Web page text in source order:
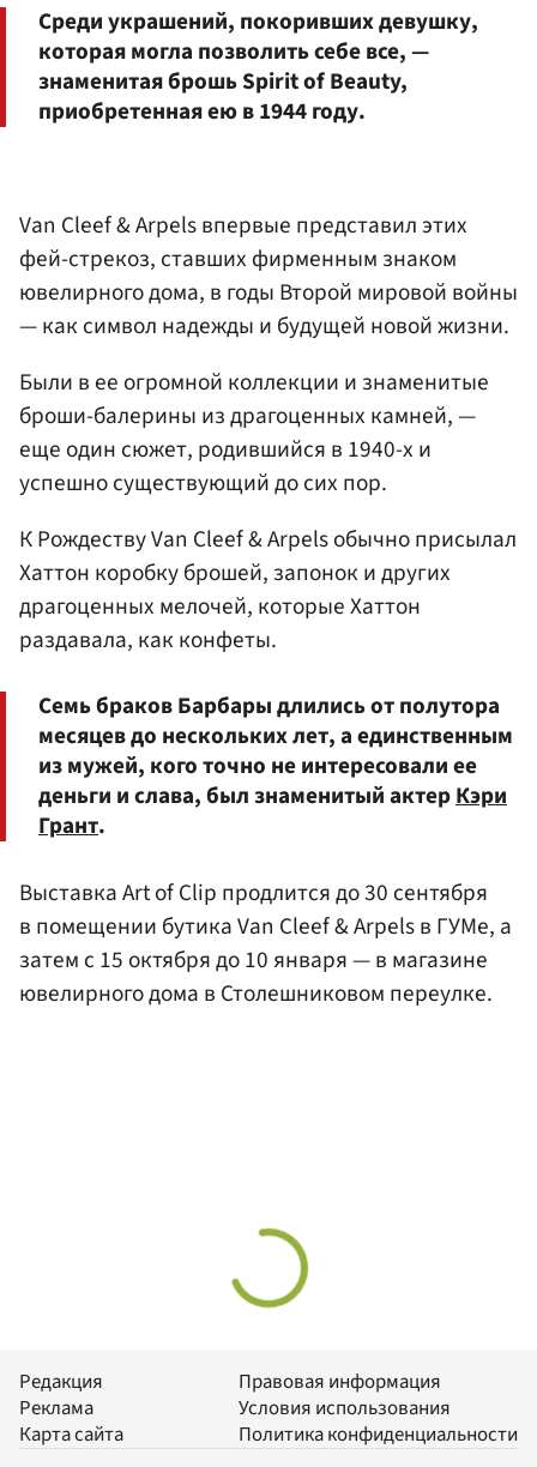
Среди украшений, покоривших девушку,
которая могла позволить себе все, —
знаменитая брошь Spirit of Beauty,
приобретенная ею в 1944 году.
Van Cleef & Arpels впервые представил этих
фей-стрекоз, ставших фирменным знаком
ювелирного дома, в годы Второй мировой войны
— как символ надежды и будущей новой жизни.
Были в ее огромной коллекции и знаменитые
броши-балерины из драгоценных камней, —
еще один сюжет, родившийся в 1940-х и
успешно существующий до сих пор.
К Рождеству Van Cleef & Arpels обычно присылал
Хаттон коробку брошей, запонок и других
драгоценных мелочей, которые Хаттон
раздавала, как конфеты.
Семь браков Барбары длились от полутора
месяцев до нескольких лет, а единственным
из мужей, кого точно не интересовали ее
деньги и слава, был знаменитый актерКэри
Грант.
Выставка Art of Clip продлится до 30 cентября
в помещении бутика Van Cleef & Arpels в ГУМе, а
затем с 15 октября до 10 января — в магазине
ювелирного дома в Столешниковом переулке.
Редакция
Реклама
Карта сайта
Правовая информация
Условия использования
Политика конфиденциальности